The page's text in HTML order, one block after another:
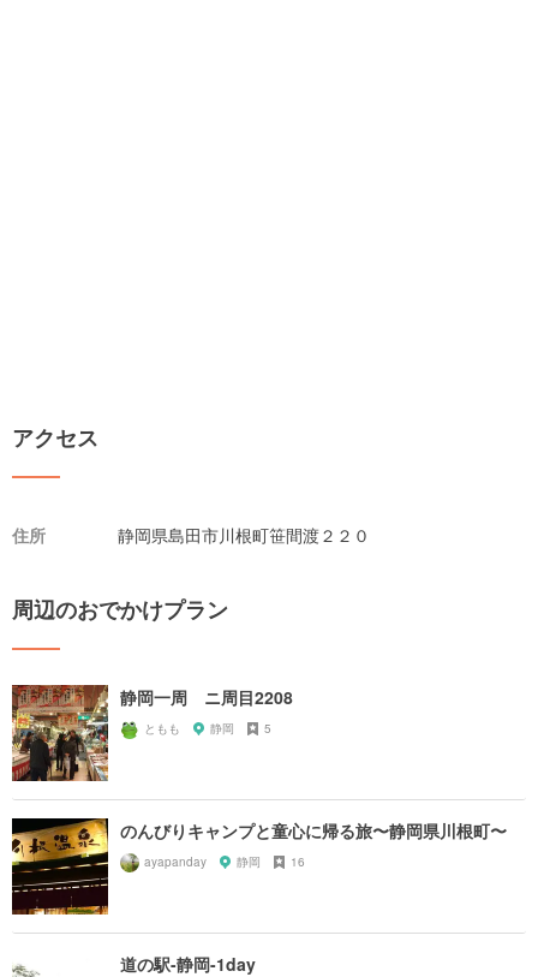
アクセス
住所 静岡県島田市川根町笹間渡２２０
周辺のおでかけプラン
静岡一周 ニ周目2208
ともも 静岡 5
のんびりキャンプと童心に帰る旅〜静岡県川根町〜
ayapanday 静岡 16
道の駅-静岡-1day